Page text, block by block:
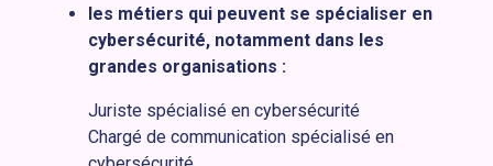
les métiers qui peuvent se spécialiser en
cybersécurité, notamment dans les
grandes organisations :
Juriste spécialisé en cybersécurité
Chargé de communication spécialisé en